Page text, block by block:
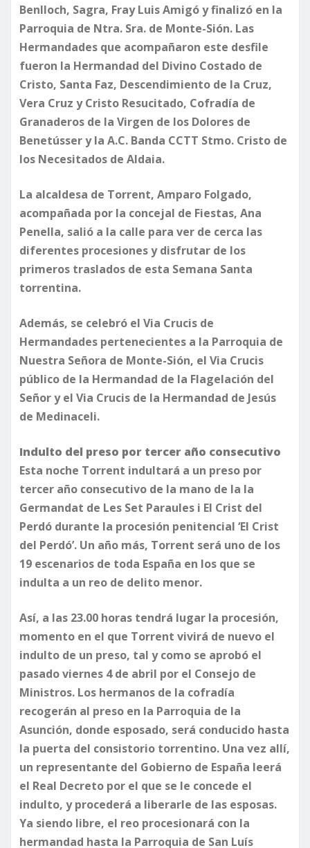
Benlloch, Sagra, Fray Luis Amigó y finalizó en la
Parroquia de Ntra. Sra. de Monte-Sión. Las
Hermandades que acompañaron este desfile
fueron la Hermandad del Divino Costado de
Cristo, Santa Faz, Descendimiento de la Cruz,
Vera Cruz y Cristo Resucitado, Cofradía de
Granaderos de la Virgen de los Dolores de
Benetússer y la A.C. Banda CCTT Stmo. Cristo de
los Necesitados de Aldaia.
​La alcaldesa de Torrent, Amparo Folgado,
acompañada por la concejal de Fiestas, Ana
Penella, salió a la calle para ver de cerca las
diferentes procesiones y disfrutar de los
primeros traslados de esta Semana Santa
torrentina.
​Además, se celebró el Via Crucis de
Hermandades pertenecientes a la Parroquia de
Nuestra Señora de Monte-Sión, el Via Crucis
público de la Hermandad de la Flagelación del
Señor y el Via Crucis de la Hermandad de Jesús
de Medinaceli.
Indulto del preso por tercer año consecutivo
Esta noche Torrent indultará a un preso por
tercer año consecutivo de la mano de la la
Germandat de Les Set Paraules i El Crist del
Perdó durante la procesión penitencial ‘El Crist
del Perdó’. Un año más, Torrent será uno de los
19 escenarios de toda España en los que se
indulta a un reo de delito menor.
​Así, a las 23.00 horas tendrá lugar la procesión,
momento en el que Torrent vivirá de nuevo el
indulto de un preso, tal y como se aprobó el
pasado viernes 4 de abril por el Consejo de
Ministros. Los hermanos de la cofradía
recogerán al preso en la Parroquia de la
Asunción, donde esposado, será conducido hasta
la puerta del consistorio torrentino. Una vez allí,
un representante del Gobierno de España leerá
el Real Decreto por el que se le concede el
indulto, y procederá a liberarle de las esposas.
Ya siendo libre, el reo procesionará con la
hermandad hasta la Parroquia de San Luís